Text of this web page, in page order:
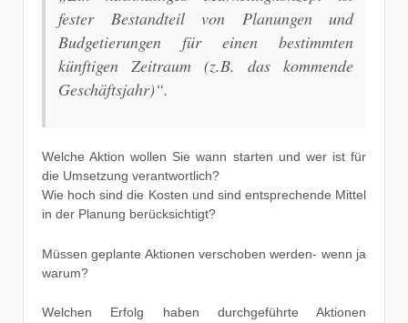
fester Bestandteil von Planungen und
Budgetierungen für einen bestimmten
künftigen Zeitraum (z.B. das kommende
Geschäftsjahr)“.
Welche Aktion wollen Sie wann starten und wer ist für
die Umsetzung verantwortlich?
Wie hoch sind die Kosten und sind entsprechende Mittel
in der Planung berücksichtigt?
Müssen geplante Aktionen verschoben werden- wenn ja
warum?
Welchen Erfolg haben durchgeführte Aktionen